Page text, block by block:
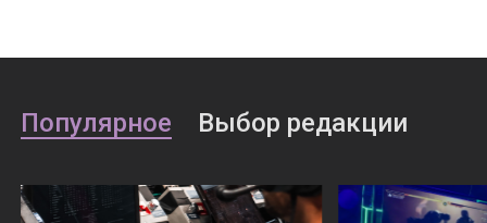
Популярное Выбор редакции